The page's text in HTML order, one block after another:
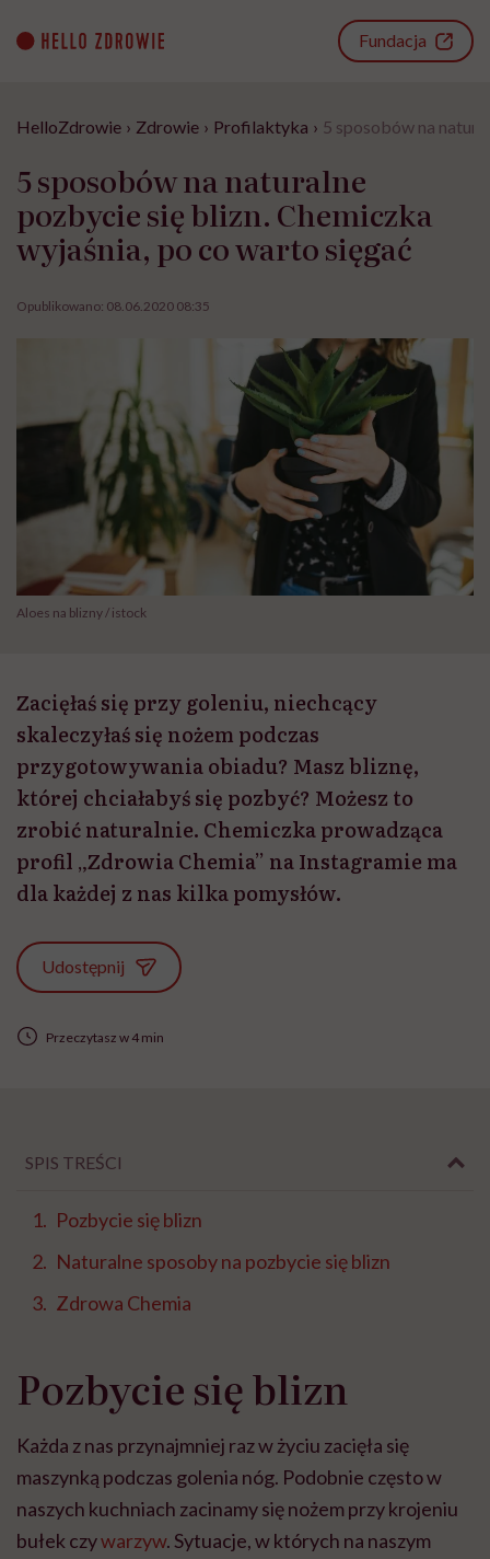
content
Fundacja
HelloZdrowie › Zdrowie › Profilaktyka › 5 sposobów na
5 sposobów na naturalne
pozbycie się blizn. Chemiczka
wyjaśnia, po co warto sięgać
Opublikowano: 08.06.2020 08:35
Aloes na blizny / istock
Zacięłaś się przy goleniu, niechcący
skaleczyłaś się nożem podczas
przygotowywania obiadu? Masz bliznę,
której chciałabyś się pozbyć? Możesz to
zrobić naturalnie. Chemiczka prowadząca
profil „Zdrowia Chemia” na Instagramie ma
dla każdej z nas kilka pomysłów.
Udostępnij
Przeczytasz w 4 min
SPIS TREŚCI
Pozbycie się blizn
Naturalne sposoby na pozbycie się blizn
Zdrowa Chemia
Pozbycie się blizn
Każda z nas przynajmniej raz w życiu zacięła się
maszynką podczas golenia nóg. Podobnie często w
naszych kuchniach zacinamy się nożem przy krojeniu
bułek czywarzyw. Sytuacje, w których na naszym